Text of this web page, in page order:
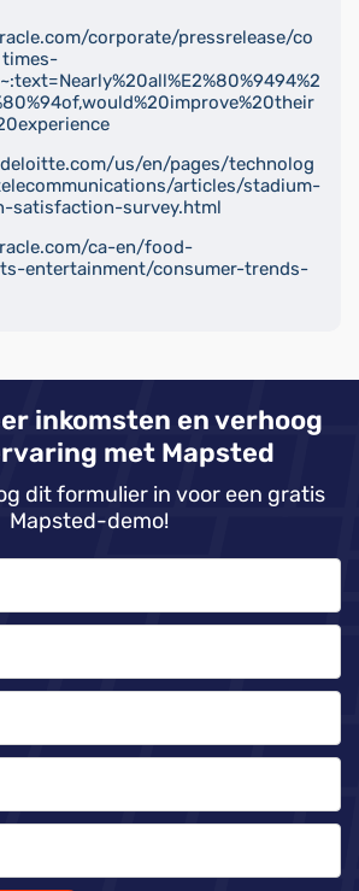
corporate/pressrelease/co
us/en/pages/technolog
articles/stadium-
satisfaction-survey.html
ca-en/food-
entertainment/consumer-trends-
inkomsten en verhoog
met Mapsted
dit formulier in voor een gratis
Mapsted-demo!